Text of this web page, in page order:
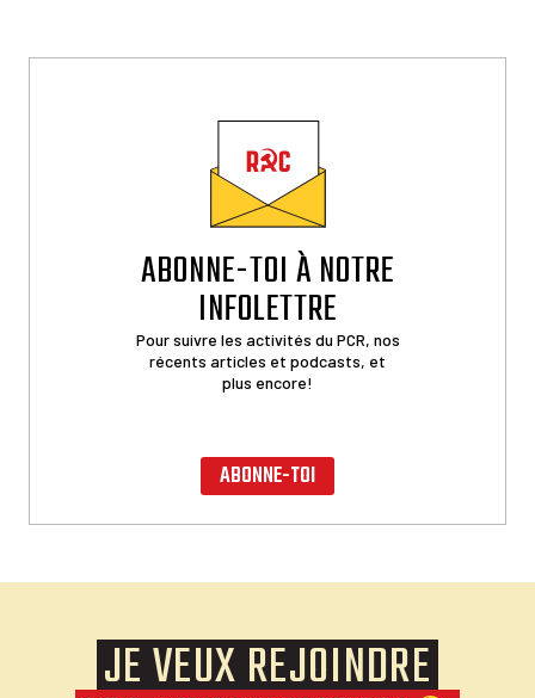
ABONNE-TOI À NOTRE
INFOLETTRE
Pour suivre les activités du PCR, nos
récents articles et podcasts, et
plus encore!
ABONNE-TOI
JE VEUX REJOINDRE